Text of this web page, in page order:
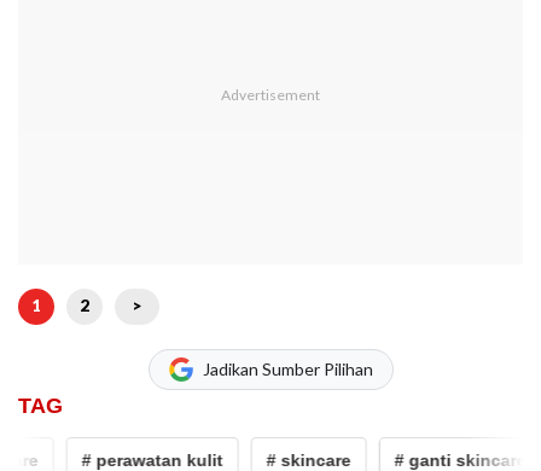
1 2 >
Jadikan Sumber Pilihan
TAG
# perawatan kulit # skincare # ganti skincare